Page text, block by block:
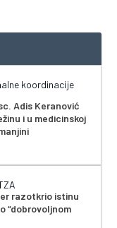
koordinacije
Adis Keranović
i u medicinskoj
razotkrio istinu
“dobrovoljnom